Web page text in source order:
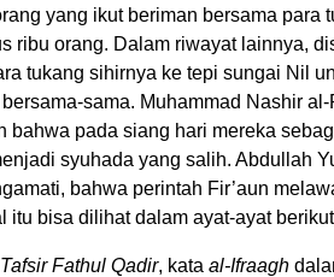
yang ikut beriman bersama para
ribu orang. Dalam riwayat lainnya,
tukang sihirnya ke tepi sungai Nil
sama. Muhammad Nashir al-
bahwa pada siang hari mereka
syuhada yang salih. Abdullah
bahwa perintah Fir’aun
itu bisa dilihat dalam ayat-ayat
Tafsir Fathul Qadir, kata al-Ifraagh